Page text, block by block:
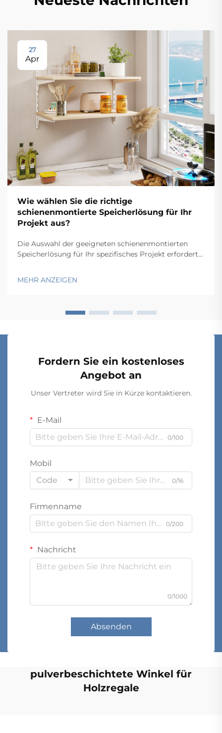
27
Apr
Wie wählen Sie die richtige
schienenmontierte Speicherlösung für Ihr
Projekt aus?
Die Auswahl der geeigneten schienenmontierten
Speicherlösung für Ihr spezifisches Projekt erfordert
Funktionalität und Langzeitperformance auswirken.
MEHR ANZEIGEN
Fordern Sie ein kostenloses
Angebot an
Unser Vertreter wird Sie in Kürze kontaktieren.
E-Mail
0/100
Mobil
Code
0/16
Firmenname
0/200
Nachricht
0/1000
Absenden
pulverbeschichtete Winkel für
Holzregale